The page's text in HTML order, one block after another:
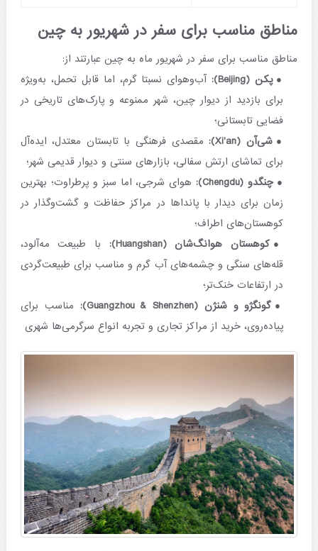
مناطق مناسب برای سفر در شهریور به چین
مناطق مناسب برای سفر در شهریور ماه به چین عبارتند از:
پکن (Beijing):
آب‌وهوای نسبتا گرم، اما قابل تحمل، به‌ویژه
برای بازدید از دیوار چین، شهر ممنوعه و پارک‌های تاریخی در
فضایی تابستانی؛
شی‌آن (Xi'an):
مقصدی فرهنگی با تابستان معتدل، ایده‌آل
برای تماشای ارتش سفالی، بازارهای سنتی و دیوار قدیمی شهر؛
چنگدو (Chengdu):
هوای شرجی، اما سبز و پرطراوت؛ بهترین
زمان برای دیدار با پانداها در مراکز حفاظت و گشت‌وگذار در
کوهستان‌های اطراف؛
کوهستان هوانگ‌شان (Huangshan):
با طبیعت مه‌آلود،
قله‌های سنگی و چشمه‌های آب گرم و مناسب برای طبیعت‌گردی
در ارتفاعات خنک‌تر؛
گونگژو و شنژن (Guangzhou & Shenzhen):
مناسب برای
پیاده‌روی، خرید از مراکز تجاری و تجربه انواع سرگرمی‌ها شهری